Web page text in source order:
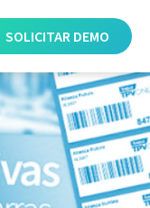
SOLICITARDEMO